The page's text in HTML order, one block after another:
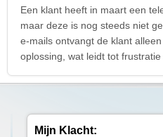
Een klant heeft in maart een
maar deze is nog steeds niet
e-mails ontvangt de klant
oplossing, wat leidt tot
Mijn Klacht: